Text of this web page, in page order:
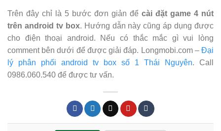
Trên đây chỉ là 5 bước đơn giản để cài đặt game 4 nút
trên android tv box. Hướng dẫn này cũng áp dụng được
cho điện thoại android. Nếu có thắc mắc gì vui lòng
comment bên dưới để được giải đáp. Longmobi.com – Đại
lý phân phối android tv box số 1 Thái Nguyên. Call
0986.060.540 để được tư vấn.